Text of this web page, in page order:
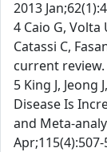
2013
4 Caio G, Volta
Catassi C,
current review.
5 King J,
Disease Is
and Meta-
Apr;115(4):507-